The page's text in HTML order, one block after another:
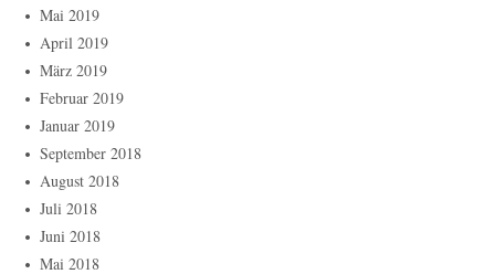
Mai 2019
April 2019
März 2019
Februar 2019
Januar 2019
September 2018
August 2018
Juli 2018
Juni 2018
Mai 2018